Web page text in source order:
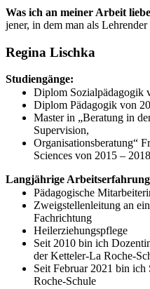
Was ich an meiner Arbeit
jener, in dem man als
Regina Lischka
Studiengänge:
Diplom Sozialpädagogik
Diplom Pädagogik von
Master in „Beratung in
Supervision,
Organisationsberatung“
Sciences von 2015 – 2018
Langjährige
Pädagogische
Zweigstellenleitung an
Fachrichtung
Heilerziehungspflege
Seit 2010 bin ich
der Ketteler-La Roche-
Seit Februar 2021 bin
Roche-Schule